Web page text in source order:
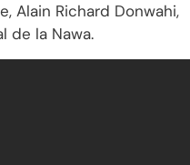
Alain Richard Donwahi,
de la Nawa.